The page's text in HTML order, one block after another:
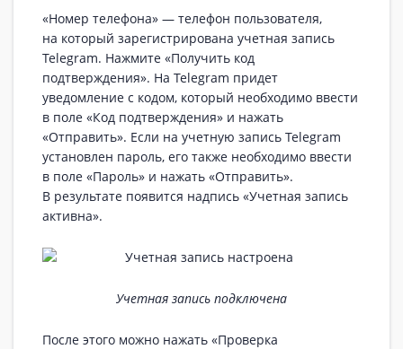
«Номер телефона» — телефон пользователя,
на который зарегистрирована учетная запись
Telegram. Нажмите «Получить код
подтверждения». На Telegram придет
уведомление с кодом, который необходимо ввести
в поле «Код подтверждения» и нажать
«Отправить». Если на учетную запись Telegram
установлен пароль, его также необходимо ввести
в поле «Пароль» и нажать «Отправить».
В результате появится надпись «Учетная запись
активна».
Учетная запись подключена
После этого можно нажать «Проверка